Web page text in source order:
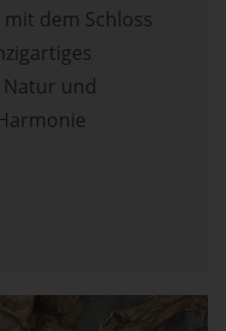
dem Schloss
und